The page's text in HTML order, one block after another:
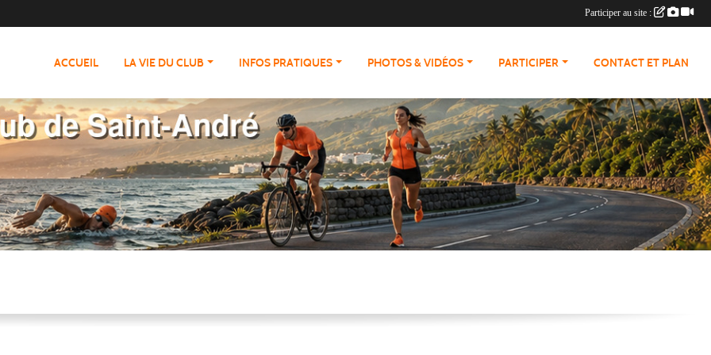
ACCUEIL LA VIE DU CLUB INFOS PRATIQUES PHOTOS & VIDÉOS PARTICIPER CONTACT ET PLAN
Participer au site :